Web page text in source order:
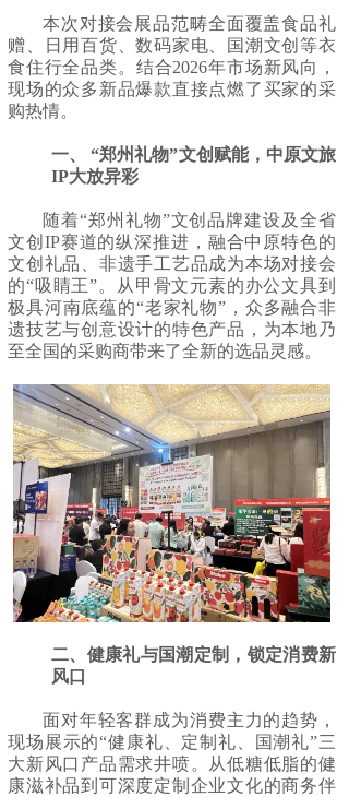
本次对接会展品范畴全面覆盖食品礼
赠、日用百货、数码家电、国潮文创等衣
食住行全品类。结合2026年市场新风向，
现场的众多新品爆款直接点燃了买家的采
购热情。
一、 “郑州礼物”文创赋能，中原文旅
IP大放异彩
随着“郑州礼物”文创品牌建设及全省
文创IP赛道的纵深推进，融合中原特色的
文创礼品、非遗手工艺品成为本场对接会
的“吸睛王”。从甲骨文元素的办公文具到
极具河南底蕴的“老家礼物”，众多融合非
遗技艺与创意设计的特色产品，为本地乃
至全国的采购商带来了全新的选品灵感。
二、健康礼与国潮定制，锁定消费新
风口
面对年轻客群成为消费主力的趋势，
现场展示的“健康礼、定制礼、国潮礼”三
大新风口产品需求井喷。从低糖低脂的健
康滋补品到可深度定制企业文化的商务伴